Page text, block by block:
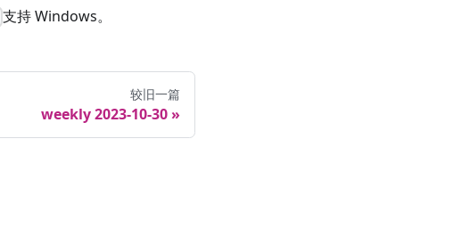
支持 Windows。
较旧一篇
weekly 2023-10-30